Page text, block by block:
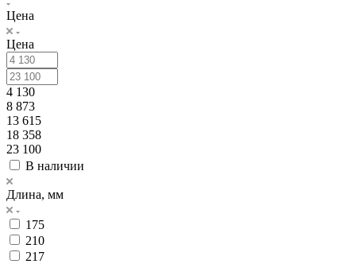
Цена
Цена
4 130
8 873
13 615
18 358
23 100
В наличии
Длина, мм
175
210
217